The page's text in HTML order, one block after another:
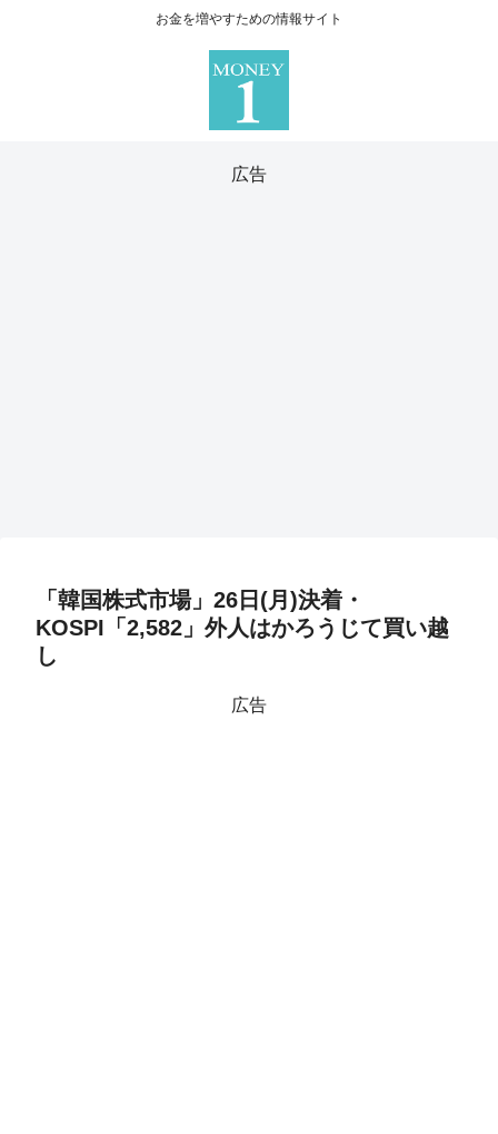
お金を増やすための情報サイト
広告
「韓国株式市場」26日(月)決着・
KOSPI「2,582」外人はかろうじて買い越
し
広告